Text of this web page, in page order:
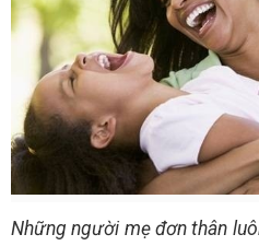
Những người mẹ đơn thân